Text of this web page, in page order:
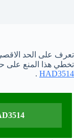
تعرف على الحد
تخطي هذا المنع على
HAD3514
.